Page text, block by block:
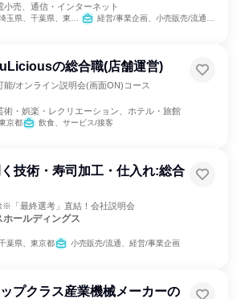
売、通信・インターネット
京都、神奈川県、新潟県、山梨県、長野県、静岡県 経営/事業企画、小売販売/流通、SCM/生産管理/購買/物流
の総合職(店舗運営)
能/オンライン説明会(画面ON)コース
術・娯楽・レクリエーション、ホテル・旅館
京都 飲食、サービス/接客
技術・寿司加工・仕入れ:総合
「最終選考」直結！会社説明会
ールディングス
葉県、東京都 小売販売/流通、経営/事業企画
プクラス産業機械メーカーの